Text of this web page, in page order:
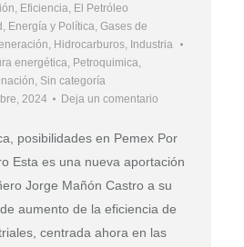
Eficiencia El Petróleo
Energía y Política Gases de
Hidrocarburos Industria
energética Petroquimica
Sin categoría
2024 Deja un comentario
posibilidades en Pemex Por
Esta es una nueva aportación
Jorge Mañón Castro a su
aumento de la eficiencia de
centrada ahora en las